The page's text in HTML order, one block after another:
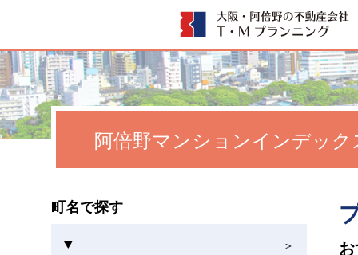
阿倍野マンションインデック
町名で探す